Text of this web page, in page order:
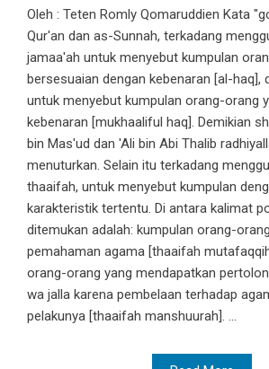
Oleh : Teten Romly Qomaruddien Kata
Qur'an dan as-Sunnah, terkadang
jamaa'ah untuk menyebut kumpulan
bersesuaian dengan kebenaran [al-haq],
untuk menyebut kumpulan orang-orang
kebenaran [mukhaaliful haq]. Demikian
bin Mas'ud dan 'Ali bin Abi Thalib
menuturkan. Selain itu terkadang
thaaifah, untuk menyebut kumpulan
karakteristik tertentu. Di antara kalimat
ditemukan adalah: kumpulan orang-
pemahaman agama [thaaifah
orang-orang yang mendapatkan
wa jalla karena pembelaan terhadap
pelakunya [thaaifah manshuurah]. ...